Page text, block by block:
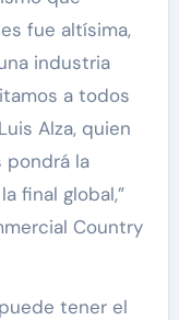
fue altísima,
industria
a todos
Alza, quien
pondrá la
final global,”
Country
tener el